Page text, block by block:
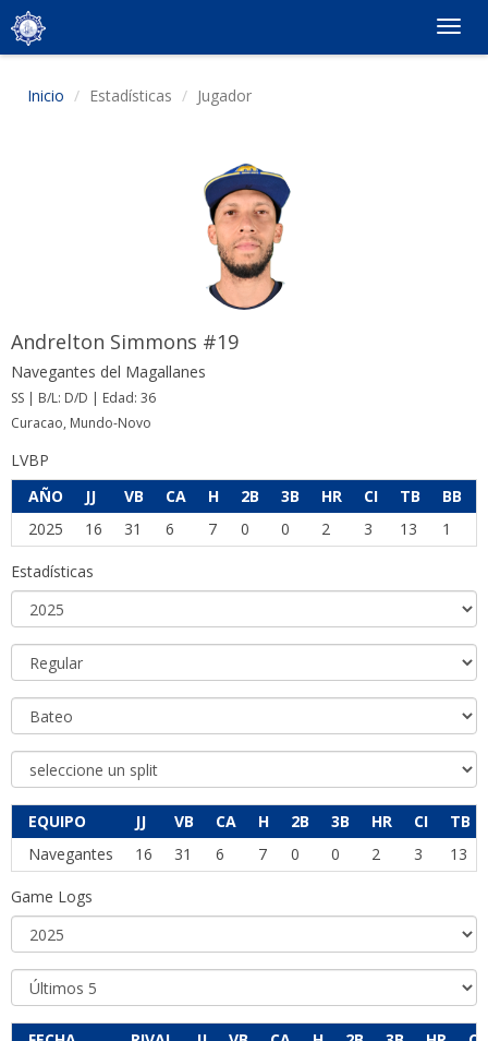
Inicio Estadísticas Jugador
Andrelton Simmons #19
Navegantes del Magallanes
SS | B/L: D/D | Edad: 36
Curacao, Mundo-Novo
LVBP
AÑO
JJ VB CA H 2B 3B HR CI TB BB
2025
16 31 6 7 0 0 2 3 13 1
Estadísticas
EQUIPO JJ VB CA H 2B 3B HR CI
TB
Navegantes
16 31 6 7 0 0 2 3 13
Game Logs